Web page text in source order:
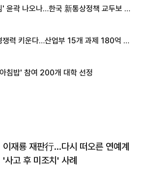
' 윤곽 나오나…한국 新통상정책 교두보 활
쟁력 키운다…산업부 15개 과제 180억 지
침밥' 참여 200개 대학 선정
이재룡 재판行…다시 떠오른 연예계
'사고 후 미조치' 사례